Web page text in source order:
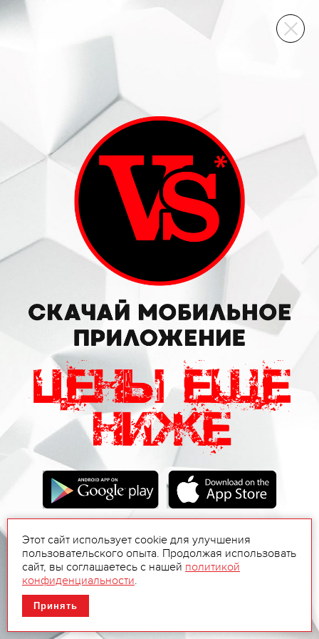
ВИННЫЙ СКЛАД
Этот сайт использует cookie для улучшения
пользовательского опыта. Продолжая использовать
сайт, вы соглашаетесь с нашей политикой
конфиденциальности.
Принять